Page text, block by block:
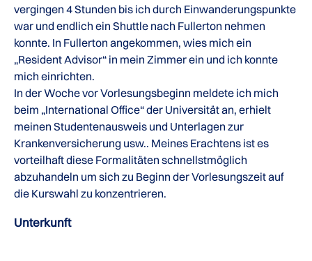
vergingen 4 Stunden bis ich durch Einwanderungspunkte
war und endlich ein Shuttle nach Fullerton nehmen
konnte. In Fullerton angekommen, wies mich ein
„Resident Advisor“ in mein Zimmer ein und ich konnte
mich einrichten.
In der Woche vor Vorlesungsbeginn meldete ich mich
beim „International Office“ der Universität an, erhielt
meinen Studentenausweis und Unterlagen zur
Krankenversicherung usw.. Meines Erachtens ist es
vorteilhaft diese Formalitäten schnellstmöglich
abzuhandeln um sich zu Beginn der Vorlesungszeit auf
die Kurswahl zu konzentrieren.
Unterkunft